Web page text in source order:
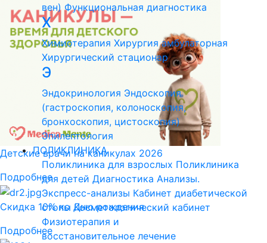
Детские врачи на каникулах 2026
Подробнее
Скидка 10% ко Дню рождения
Подробнее
вен) Функциональная диагностика
Х
Химиотерапия Хирургия амбулаторная
Хирургический стационар
Э
Эндокринология Эндоскопия
(гастроскопия, колоноскопия,
бронхоскопия, цистоскопия)
Эпилептология
ПОЛИКЛИНИКА
Поликлиника для взрослых Поликлиника
для детей Диагностика Анализы.
Экспресс-анализы Кабинет диабетической
стопы Косметологический кабинет
Физиотерапия и
восстановительное лечение